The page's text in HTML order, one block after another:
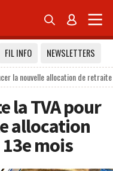
 
FIL INFO
NEWSLETTERS
la nouvelle allocation de
la TVA pour
allocation
mois